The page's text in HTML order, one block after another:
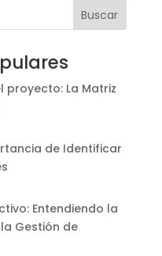
Buscar
proyecto: La Matriz
de Identificar
Entendiendo la
Gestión de